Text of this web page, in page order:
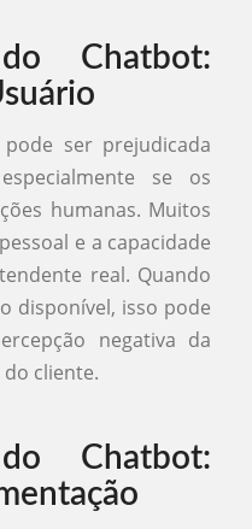
do Chatbot:
ser prejudicada
se os
humanas. Muitos
e a capacidade
real. Quando
disponível, isso pode
negativa da
cliente.
do Chatbot: